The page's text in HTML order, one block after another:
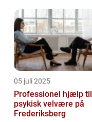
05 juli 2025
Professionel hjælp til
psykisk velvære på
Frederiksberg